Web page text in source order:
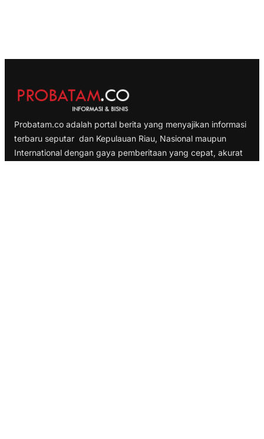
Probatam.co adalah portal berita yang menyajikan informasi
terbaru seputar dan Kepulauan Riau, Nasional maupun
International dengan gaya pemberitaan yang cepat, akurat